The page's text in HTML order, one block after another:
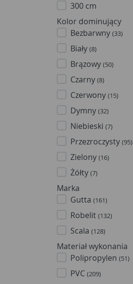
300 cm
Kolor dominujący
Bezbarwny (33)
Biały (8)
Brązowy (50)
Czarny (8)
Czerwony (15)
Dymny (32)
Niebieski (7)
Przezroczysty (95)
Zielony (16)
Żółty (7)
Marka
Gutta (161)
Robelit (132)
Scala (128)
Materiał wykonania
Polipropylen (51)
PVC (209)